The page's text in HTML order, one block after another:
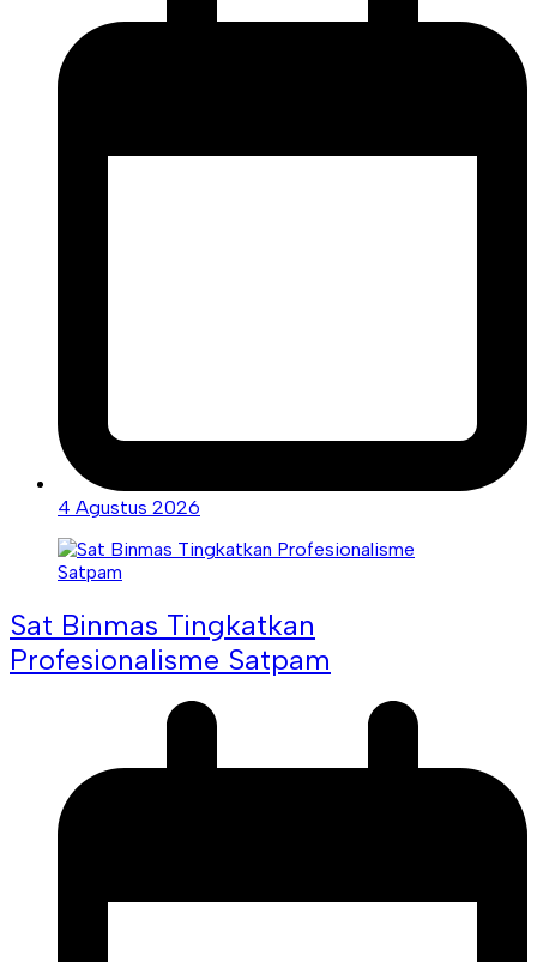
4 Agustus 2026
Sat Binmas Tingkatkan
Profesionalisme Satpam